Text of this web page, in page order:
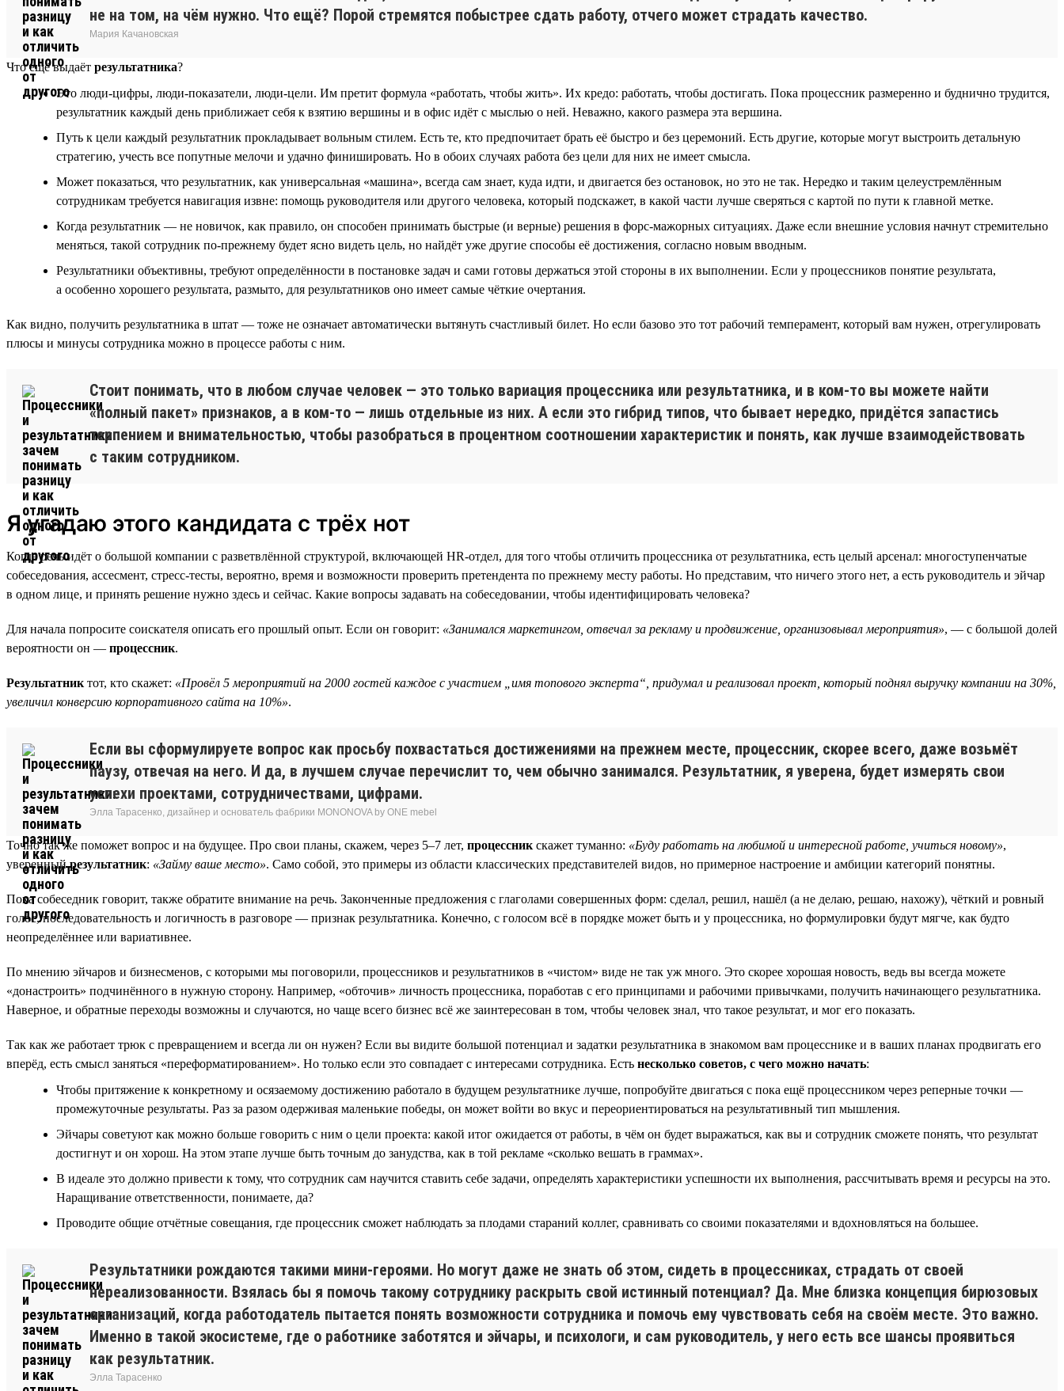
не на том, на чём нужно. Что ещё? Порой стремятся побыстрее сдать работу, отчего может страдать качество.
Мария Качановская
Что ещё выдаёт результатника?
Это люди-цифры, люди-показатели, люди-цели. Им претит формула «работать, чтобы жить». Их кредо: работать, чтобы достигать. Пока процессник размеренно и буднично трудится,
результатник каждый день приближает себя к взятию вершины и в офис идёт с мыслью о ней. Неважно, какого размера эта вершина.
Путь к цели каждый результатник прокладывает вольным стилем. Есть те, кто предпочитает брать её быстро и без церемоний. Есть другие, которые могут выстроить детальную
стратегию, учесть все попутные мелочи и удачно финишировать. Но в обоих случаях работа без цели для них не имеет смысла.
Может показаться, что результатник, как универсальная «машина», всегда сам знает, куда идти, и двигается без остановок, но это не так. Нередко и таким целеустремлённым
сотрудникам требуется навигация извне: помощь руководителя или другого человека, который подскажет, в какой части лучше сверяться с картой по пути к главной метке.
Когда результатник — не новичок, как правило, он способен принимать быстрые (и верные) решения в форс-мажорных ситуациях. Даже если внешние условия начнут стремительно
меняться, такой сотрудник по-прежнему будет ясно видеть цель, но найдёт уже другие способы её достижения, согласно новым вводным.
Результатники объективны, требуют определённости в постановке задач и сами готовы держаться этой стороны в их выполнении. Если у процессников понятие результата,
а особенно хорошего результата, размыто, для результатников оно имеет самые чёткие очертания.
Как видно, получить результатника в штат — тоже не означает автоматически вытянуть счастливый билет. Но если базово это тот рабочий темперамент, который вам нужен, отрегулировать
плюсы и минусы сотрудника можно в процессе работы с ним.
Стоит понимать, что в любом случае человек — это только вариация процессника или результатника, и в ком-то вы можете найти
«полный пакет» признаков, а в ком-то — лишь отдельные из них. А если это гибрид типов, что бывает нередко, придётся запастись
терпением и внимательностью, чтобы разобраться в процентном соотношении характеристик и понять, как лучше взаимодействовать
с таким сотрудником.
Я угадаю этого кандидата с трёх нот
Когда речь идёт о большой компании с разветвлённой структурой, включающей HR-отдел, для того чтобы отличить процессника от результатника, есть целый арсенал: многоступенчатые
собеседования, ассесмент, стресс-тесты, вероятно, время и возможности проверить претендента по прежнему месту работы. Но представим, что ничего этого нет, а есть руководитель и эйчар
в одном лице, и принять решение нужно здесь и сейчас. Какие вопросы задавать на собеседовании, чтобы идентифицировать человека?
Для начала попросите соискателя описать его прошлый опыт. Если он говорит: «Занимался маркетингом, отвечал за рекламу и продвижение, организовывал мероприятия», — с большой долей
вероятности он — процессник.
Результатник тот, кто скажет: «Провёл 5 мероприятий на 2000 гостей каждое с участием „имя топового эксперта“, придумал и реализовал проект, который поднял выручку компании на 30%,
увеличил конверсию корпоративного сайта на 10%».
Если вы сформулируете вопрос как просьбу похвастаться достижениями на прежнем месте, процессник, скорее всего, даже возьмёт
паузу, отвечая на него. И да, в лучшем случае перечислит то, чем обычно занимался. Результатник, я уверена, будет измерять свои
успехи проектами, сотрудничествами, цифрами.
Элла Тарасенко, дизайнер и основатель фабрики MONONOVA by ONE mebel
Точно так же поможет вопрос и на будущее. Про свои планы, скажем, через 5–7 лет, процессник скажет туманно: «Буду работать на любимой и интересной работе, учиться новому»,
уверенныйрезультатник: «Займу ваше место». Само собой, это примеры из области классических представителей видов, но примерное настроение и амбиции категорий понятны.
Пока собеседник говорит, также обратите внимание на речь. Законченные предложения с глаголами совершенных форм: сделал, решил, нашёл (а не делаю, решаю, нахожу), чёткий и ровный
голос, последовательность и логичность в разговоре — признак результатника. Конечно, с голосом всё в порядке может быть и у процессника, но формулировки будут мягче, как будто
неопределённее или вариативнее.
По мнению эйчаров и бизнесменов, с которыми мы поговорили, процессников и результатников в «чистом» виде не так уж много. Это скорее хорошая новость, ведь вы всегда можете
«донастроить» подчинённого в нужную сторону. Например, «обточив» личность процессника, поработав с его принципами и рабочими привычками, получить начинающего результатника.
Наверное, и обратные переходы возможны и случаются, но чаще всего бизнес всё же заинтересован в том, чтобы человек знал, что такое результат, и мог его показать.
Так как же работает трюк с превращением и всегда ли он нужен? Если вы видите большой потенциал и задатки результатника в знакомом вам процесснике и в ваших планах продвигать его
вперёд, есть смысл заняться «переформатированием». Но только если это совпадает с интересами сотрудника. Есть несколько советов, с чего можно начать:
Чтобы притяжение к конкретному и осязаемому достижению работало в будущем результатнике лучше, попробуйте двигаться с пока ещё процессником через реперные точки —
промежуточные результаты. Раз за разом одерживая маленькие победы, он может войти во вкус и переориентироваться на результативный тип мышления.
Эйчары советуют как можно больше говорить с ним о цели проекта: какой итог ожидается от работы, в чём он будет выражаться, как вы и сотрудник сможете понять, что результат
достигнут и он хорош. На этом этапе лучше быть точным до занудства, как в той рекламе «сколько вешать в граммах».
В идеале это должно привести к тому, что сотрудник сам научится ставить себе задачи, определять характеристики успешности их выполнения, рассчитывать время и ресурсы на это.
Наращивание ответственности, понимаете, да?
Проводите общие отчётные совещания, где процессник сможет наблюдать за плодами стараний коллег, сравнивать со своими показателями и вдохновляться на большее.
Результатники рождаются такими мини-героями. Но могут даже не знать об этом, сидеть в процессниках, страдать от своей
нереализованности. Взялась бы я помочь такому сотруднику раскрыть свой истинный потенциал? Да. Мне близка концепция бирюзовых
организаций, когда работодатель пытается понять возможности сотрудника и помочь ему чувствовать себя на своём месте. Это важно.
Именно в такой экосистеме, где о работнике заботятся и эйчары, и психологи, и сам руководитель, у него есть все шансы проявиться
как результатник.
Элла Тарасенко